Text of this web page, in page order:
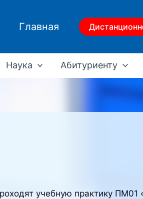
Главная
Наука Абитуриенту
учебную практику ПМ01